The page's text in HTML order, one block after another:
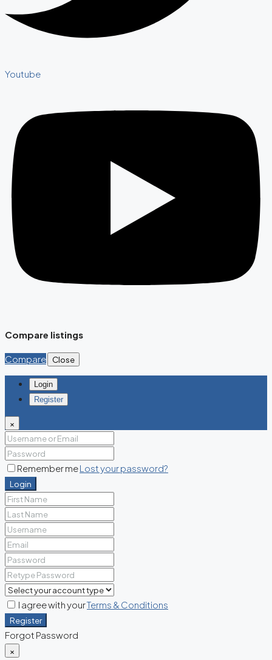
Youtube
Compare listings
Compare Close
Login
Register
×
Remember meLost your password?
Login
I agree with yourTerms & Conditions
Register
Forgot Password
×